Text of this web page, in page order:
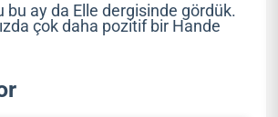
bu ay da Elle dergisinde gördük.
çok daha pozitif bir Hande